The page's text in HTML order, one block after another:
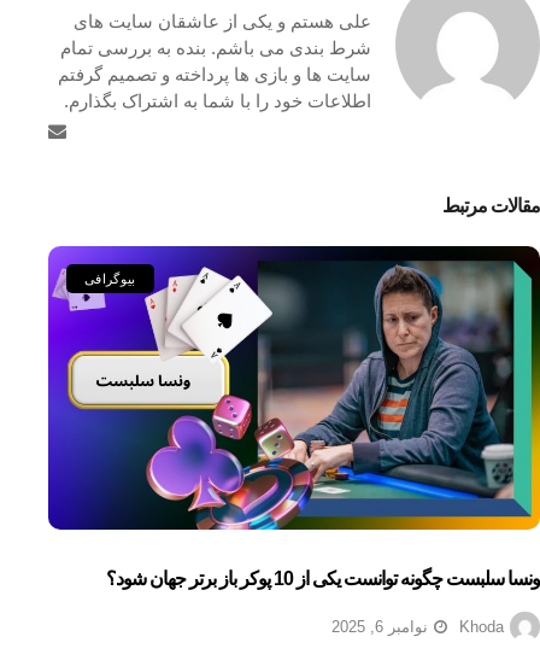
علی هستم و یکی از عاشقان سایت های
شرط بندی می باشم. بنده به بررسی تمام
سایت ها و بازی ها پرداخته و تصمیم گرفتم
اطلاعات خود را با شما به اشتراک بگذارم.
مقالات مرتبط
بیوگرافی
ونسا سلبست چگونه توانست یکی از 10 پوکر باز برتر جهان شود؟
Khoda نوامبر 6, 2025